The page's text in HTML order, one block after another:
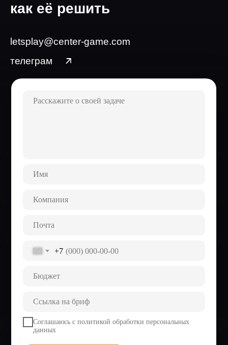
как её решить
+7
Соглашаюсь с политикой обработки персональных
данных
letsplay@center-game.com
телеграм